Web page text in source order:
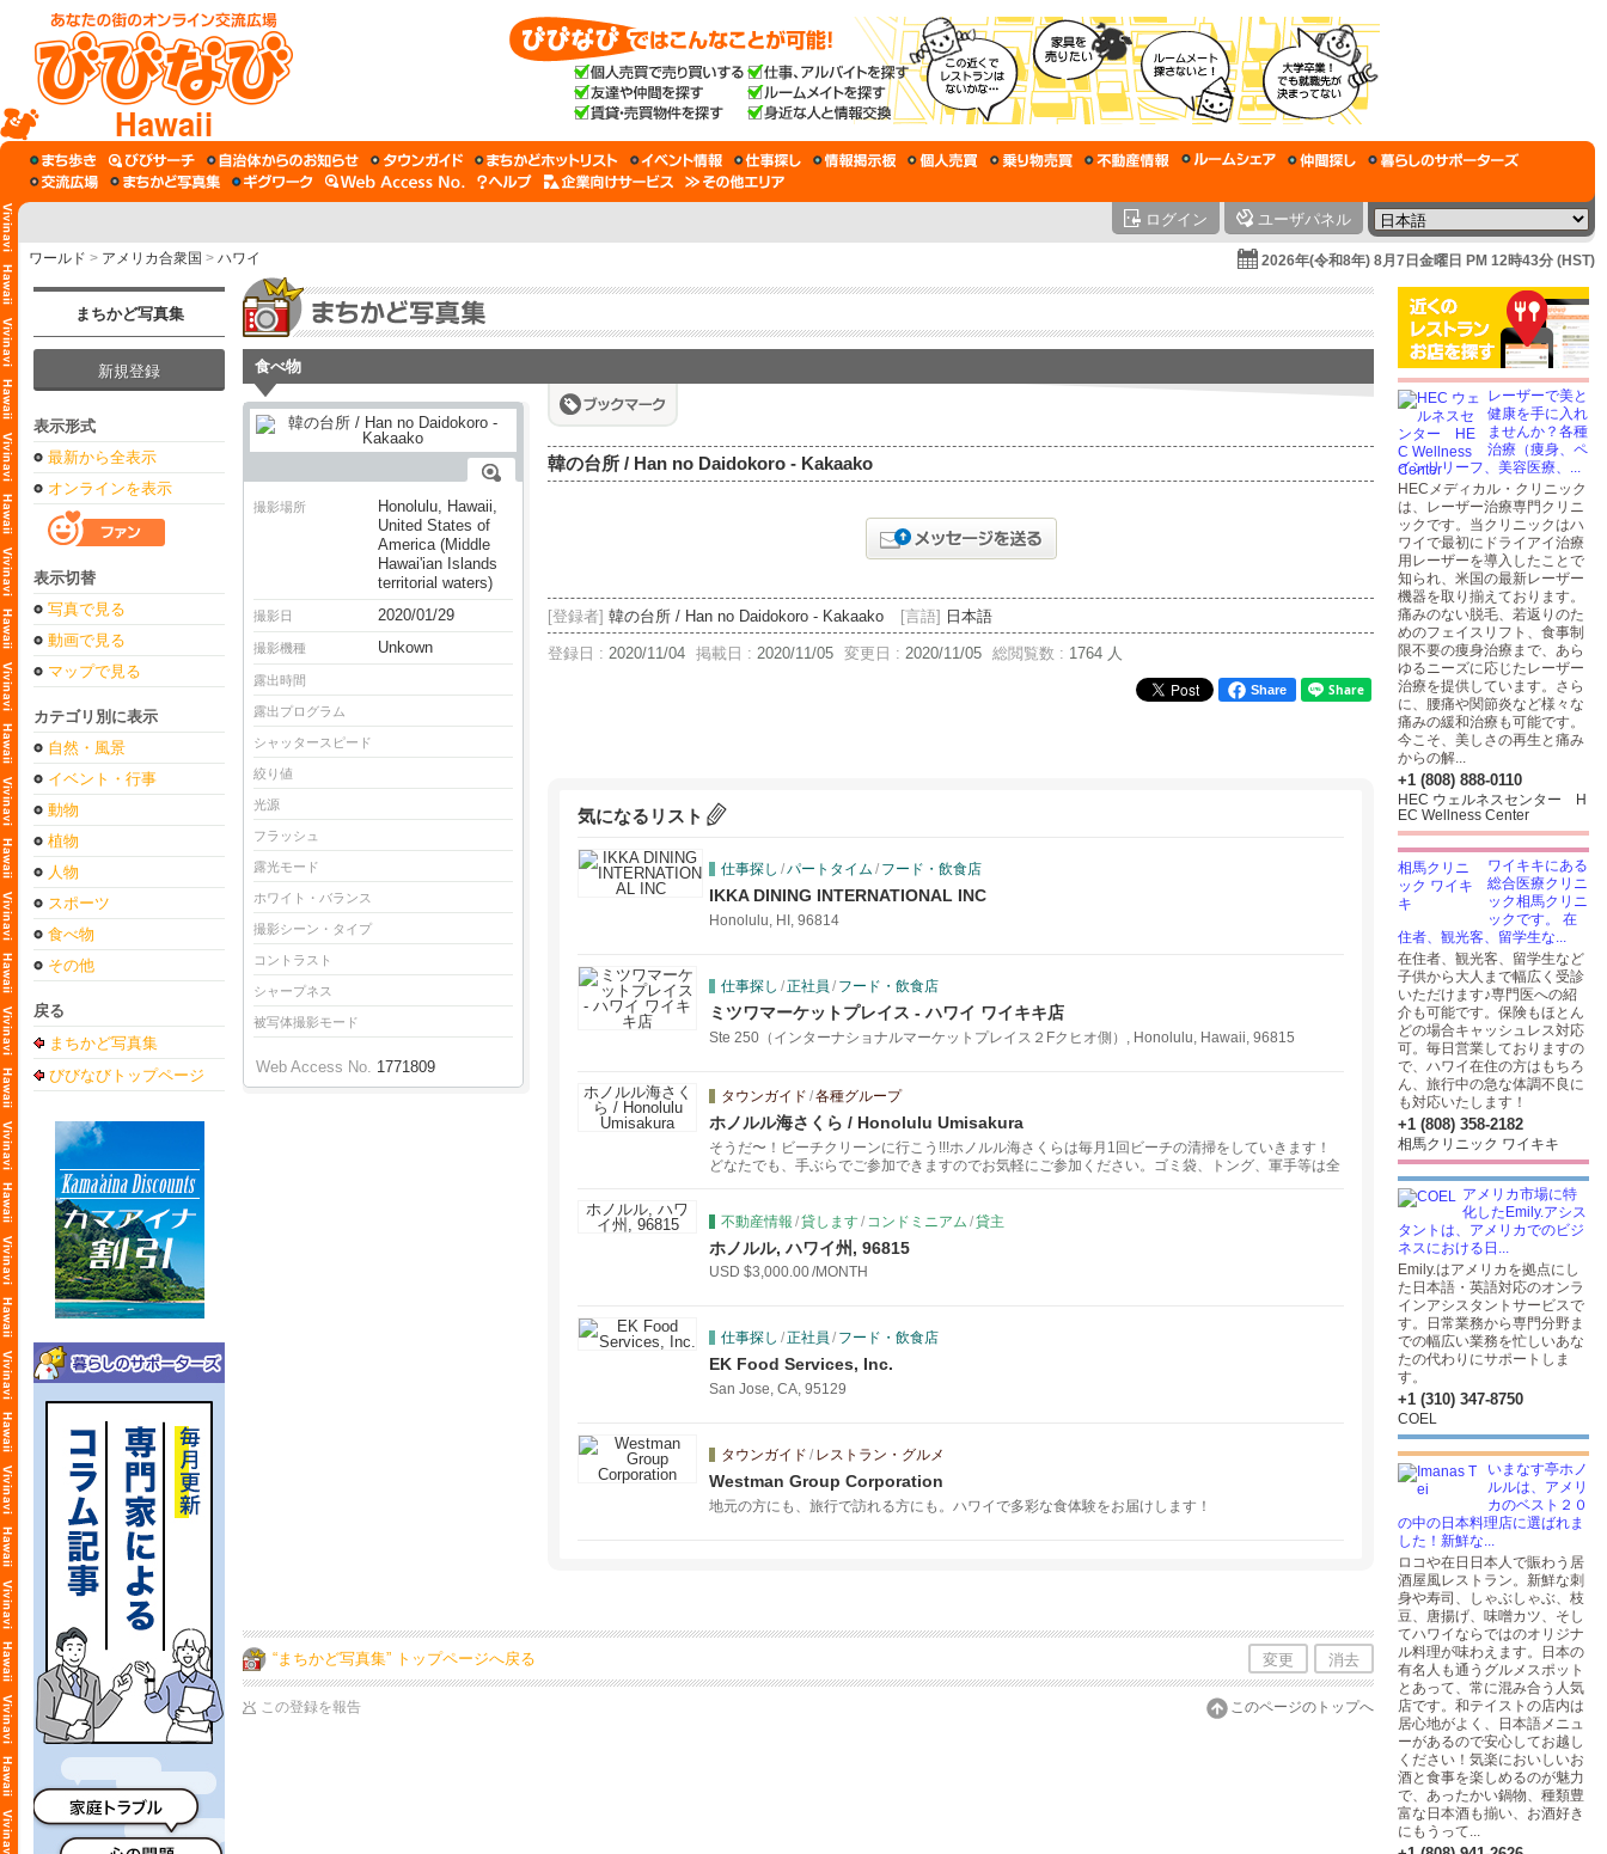
Hawaii
ログイン ユーザパネル
ワールド > アメリカ合衆国 > ハワイ 2026年(令和8年) 8月7日金曜日 PM 12時43分 (HST)
まちかど写真集
新規登録
表示形式
最新から全表示
オンラインを表示
表示切替
写真で見る
動画で見る
マップで見る
カテゴリ別に表示
自然・風景
イベント・行事
動物
植物
人物
スポーツ
食べ物
その他
戻る
まちかど写真集
びびなびトップページ
食べ物
撮影場所
Honolulu, Hawaii,
United States of
America (Middle
Hawai'ian Islands
territorial waters)
撮影日 2020/01/29
撮影機種 Unkown
露出時間
露出プログラム
シャッタースピード
絞り値
光源
フラッシュ
露光モード
ホワイト・バランス
撮影シーン・タイプ
コントラスト
シャープネス
被写体撮影モード
Web Access No. 1771809
韓の台所 / Han no Daidokoro - Kakaako
[登録者] 韓の台所 / Han no Daidokoro - Kakaako [言語] 日本語
登録日 : 2020/11/04 掲載日 : 2020/11/05 変更日 : 2020/11/05 総閲覧数 : 1764 人
Share
気になるリスト
仕事探し /パートタイム / フード・飲食店
IKKA DINING INTERNATIONAL INC
Honolulu, HI, 96814
仕事探し /正社員 / フード・飲食店
ミツワマーケットプレイス - ハワイ ワイキキ店
Ste 250（インターナショナルマーケットプレイス２Fクヒオ側）, Honolulu, Hawaii, 96815
タウンガイド /各種グループ
ホノルル海さくら / Honolulu Umisakura
そうだ〜！ビーチクリーンに行こう!!!ホノルル海さくらは毎月1回ビーチの清掃をしていきます！
どなたでも、手ぶらでご参加できますのでお気軽にご参加ください。ゴミ袋、トング、軍手等は全
不動産情報 /貸します/ コンドミニアム /貸主
ホノルル, ハワイ州, 96815
USD $3,000.00/MONTH
仕事探し /正社員 / フード・飲食店
EK Food Services, Inc.
San Jose, CA, 95129
タウンガイド / レストラン・グルメ
Westman Group Corporation
地元の方にも、旅行で訪れる方にも。ハワイで多彩な食体験をお届けします！
“まちかど写真集” トップページへ戻る 変更 消去
この登録を報告 このページのトップへ
レーザーで美と
健康を手に入れ
ませんか？各種
治療（痩身、ペ
インリリーフ、美容医療、...
HECメディカル・クリニック
は、レーザー治療専門クリニ
ックです。当クリニックはハ
ワイで最初にドライアイ治療
用レーザーを導入したことで
知られ、米国の最新レーザー
機器を取り揃えております。
痛みのない脱毛、若返りのた
めのフェイスリフト、食事制
限不要の痩身治療まで、あら
ゆるニーズに応じたレーザー
治療を提供しています。さら
に、腰痛や関節炎など様々な
痛みの緩和治療も可能です。
今こそ、美しさの再生と痛み
からの解...
+1 (808) 888-0110
HEC ウェルネスセンター H
EC Wellness Center
ワイキキにある
総合医療クリニ
ック相馬クリニ
ックです。 在
住者、観光客、留学生な...
在住者、観光客、留学生など
子供から大人まで幅広く受診
いただけます♪専門医への紹
介も可能です。保険もほとん
どの場合キャッシュレス対応
可。毎日営業しておりますの
で、ハワイ在住の方はもちろ
ん、旅行中の急な体調不良に
も対応いたします！
+1 (808) 358-2182
相馬クリニック ワイキキ
アメリカ市場に特
化したEmily.アシス
タントは、アメリカでのビジ
ネスにおける日...
Emily.はアメリカを拠点にし
た日本語・英語対応のオンラ
インアシスタントサービスで
す。日常業務から専門分野ま
での幅広い業務を忙しいあな
たの代わりにサポートしま
す。
+1 (310) 347-8750
COEL
いまなす亭ホノ
ルルは、アメリ
カのベスト２０
の中の日本料理店に選ばれま
した！新鮮な...
ロコや在日日本人で賑わう居
酒屋風レストラン。新鮮な刺
身や寿司、しゃぶしゃぶ、枝
豆、唐揚げ、味噌カツ、そし
てハワイならではのオリジナ
ル料理が味わえます。日本の
有名人も通うグルメスポット
とあって、常に混み合う人気
店です。和テイストの店内は
居心地がよく、日本語メニュ
ーがあるので安心してお越し
ください！気楽においしいお
酒と食事を楽しめるのが魅力
で、あったかい鍋物、種類豊
富な日本酒も揃い、お酒好き
にもうって...